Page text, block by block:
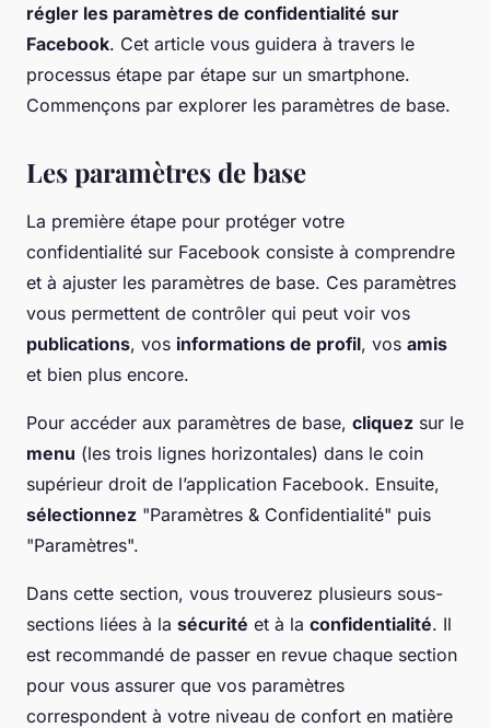
régler les paramètres de confidentialité sur
Facebook. Cet article vous guidera à travers le
processus étape par étape sur un smartphone.
Commençons par explorer les paramètres de base.
Les paramètres de base
La première étape pour protéger votre
confidentialité sur Facebook consiste à comprendre
et à ajuster les paramètres de base. Ces paramètres
vous permettent de contrôler qui peut voir vos
publications, vos informations de profil, vos amis
et bien plus encore.
Pour accéder aux paramètres de base, cliquez sur le
menu (les trois lignes horizontales) dans le coin
supérieur droit de l’application Facebook. Ensuite,
sélectionnez "Paramètres & Confidentialité" puis
"Paramètres".
Dans cette section, vous trouverez plusieurs sous-
sections liées à la sécurité et à la confidentialité. Il
est recommandé de passer en revue chaque section
pour vous assurer que vos paramètres
correspondent à votre niveau de confort en matière